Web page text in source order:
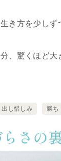
き方を少しず
、驚くほど大
出し惜しみ 勝ち